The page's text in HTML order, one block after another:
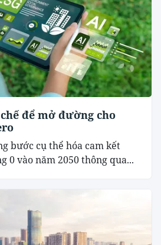
để mở đường cho
bước cụ thể hóa cam kết
0 vào năm 2050 thông qua...